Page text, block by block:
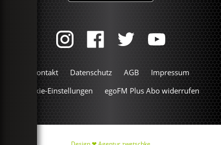
Kontakt Datenschutz AGB
Impressum
Cookie-Einstellungen
egoFM Plus Abo widerrufen